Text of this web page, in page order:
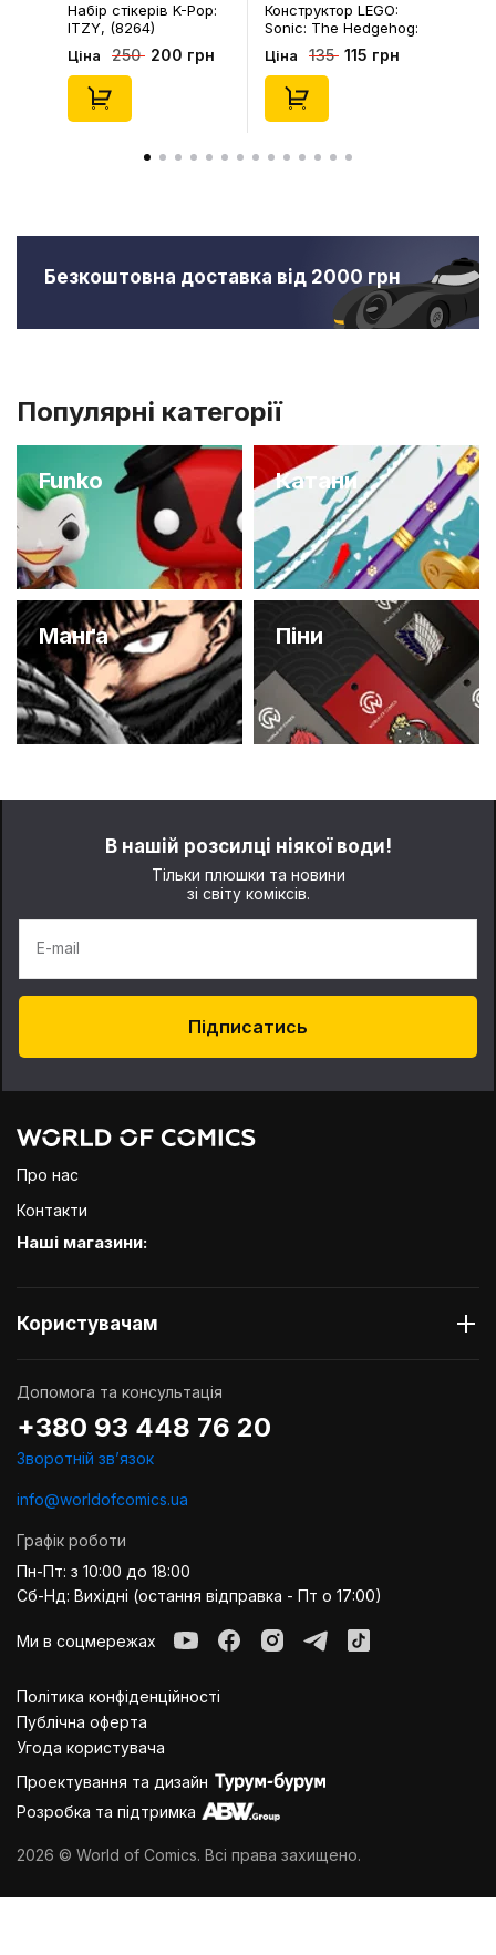
Набір стікерів K-Pop:
ITZY, (8264)
Ціна 250 200 грн
Конструктор LEGO:
Sonic: The Hedgehog:
Kiki's Coconut Attack:
Kiki and Flicky, (30676)
Ціна 135 115 грн
Безкоштовна доставка від 2000 грн
Популярні категорії
Funko Катани
Манґа Піни
В нашій розсилці ніякої води!
Тільки плюшки та новини
зі світу коміксів.
E-mail
Підписатись
Про нас
Контакти
Наші магазини:
Користувачам
Допомога та консультація
+380 93 448 76 20
Зворотній звʼязок
info@worldofcomics.ua
Графік роботи
Пн-Пт: з 10:00 до 18:00
Сб-Нд: Вихідні (остання відправка - Пт о 17:00)
Ми в соцмережах
Політика конфіденційності
Публiчна оферта
Угода користувача
Проектування та дизайн
Розробка та підтримка
2026 © World of Comics. Всі права захищено.